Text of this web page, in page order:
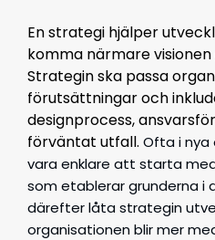
En strategi hjälper
komma närmare
Strategin ska passa
förutsättningar och
designprocess,
förväntat utfall. Ofta i nya
vara enklare att starta
som etablerar grunderna i
därefter låta strategin
organisationen blir mer